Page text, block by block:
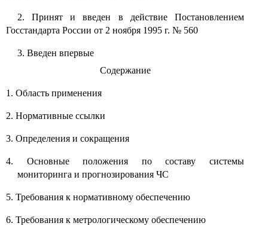
2. Принят и введен в действие Постановлением
Госстандарта России от 2 ноября 1995 г. № 560
3. Введен впервые
Содержание
1. Область применения
2. Нормативные ссылки
3. Определения и сокращения
4. Основные положения по составу системы
мониторинга и прогнозирования ЧС
5. Требования к нормативному обеспечению
6. Требования к метрологическому обеспечению